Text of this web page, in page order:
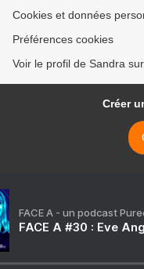
Cookies et données
Préférences cookies
Voir le profil de Sandra
Créer
FACE A - un podcast
FACE A #30 : Eve